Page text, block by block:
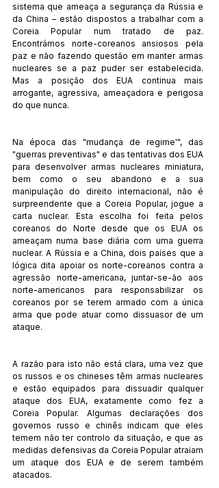
sistema que ameaça a segurança da Rússia e
da China – estão dispostos a trabalhar com a
Coreia Popular num tratado de paz.
Encontrámos norte-coreanos ansiosos pela
paz e não fazendo questão em manter armas
nucleares se a paz puder ser estabelecida.
Mas a posição dos EUA continua mais
arrogante, agressiva, ameaçadora e perigosa
do que nunca.
Na época das "mudança de regime'", das
"guerras preventivas" e das tentativas dos EUA
para desenvolver armas nucleares miniatura,
bem como o seu abandono e a sua
manipulação do direito internacional, não é
surpreendente que a Coreia Popular, jogue a
carta nuclear. Esta escolha foi feita pelos
coreanos do Norte desde que os EUA os
ameaçam numa base diária com uma guerra
nuclear. A Rússia e a China, dois países que a
lógica dita apoiar os norte-coreanos contra a
agressão norte-americana, juntar-se-ão aos
norte-americanos para responsabilizar os
coreanos por se terem armado com a única
arma que pode atuar como dissuasor de um
ataque.
A razão para isto não está clara, uma vez que
os russos e os chineses têm armas nucleares
e estão equipados para dissuadir qualquer
ataque dos EUA, exatamente como fez a
Coreia Popular. Algumas declarações dos
governos russo e chinês indicam que eles
temem não ter controlo da situação, e que as
medidas defensivas da Coreia Popular atraiam
um ataque dos EUA e de serem também
atacados.